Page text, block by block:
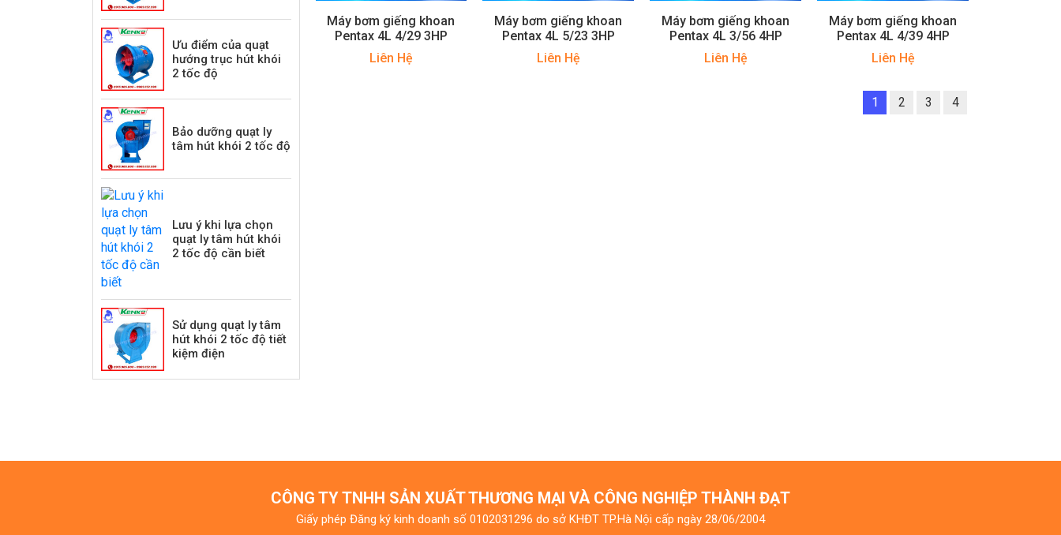
Ưu điểm của quạt
hướng trục hút khói
2 tốc độ
Bảo dưỡng quạt ly
tâm hút khói 2 tốc độ
Lưu ý khi lựa chọn
quạt ly tâm hút khói
2 tốc độ cần biết
Sử dụng quạt ly tâm
hút khói 2 tốc độ tiết
kiệm điện
Máy bơm giếng khoan
Pentax 4L 4/29 3HP
Liên Hệ
Máy bơm giếng khoan
Pentax 4L 5/23 3HP
Liên Hệ
Máy bơm giếng khoan
Pentax 4L 3/56 4HP
Liên Hệ
Máy bơm giếng khoan
Pentax 4L 4/39 4HP
Liên Hệ
1 2 3 4
CÔNG TY TNHH SẢN XUẤT THƯƠNG MẠI VÀ CÔNG NGHIỆP THÀNH ĐẠT
Giấy phép Đăng ký kinh doanh số 0102031296 do sở KHĐT TP.Hà Nội cấp ngày 28/06/2004